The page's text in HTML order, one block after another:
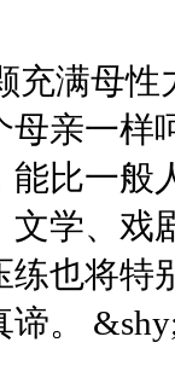
满母性
亲一样
比一般
学、戏
也将特
谛。